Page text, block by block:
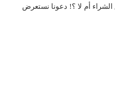
أم لا ؟! دعونا نستعرض